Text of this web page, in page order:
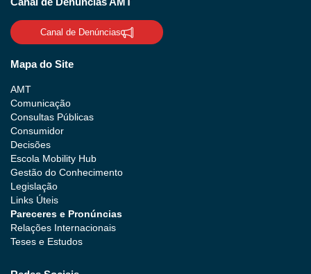
Canal de Denúncias
Mapa do Site
AMT
Comunicação
Consultas Públicas
Consumidor
Decisões
Escola Mobility Hub
Gestão do Conhecimento
Legislação
Links Úteis
Pareceres e Pronúncias
Relações Internacionais
Teses e Estudos